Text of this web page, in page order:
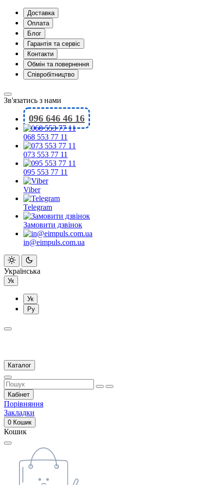
Доставка
Оплата
Блог
Гарантія та сервіс
Контакти
Обмін та повернення
Співробітництво
Зв'язатись з нами
096 646 46 16
068 553 77 11
073 553 77 11
095 553 77 11
Viber
Telegram
Замовити дзвінок
in@eimpuls.com.ua
Українська
Ук
Ук
Ру
Каталог
Кабінет
Порівняння
Закладки
0 Кошик
Кошик